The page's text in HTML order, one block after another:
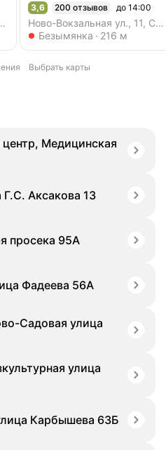
33А, Самара
Рейтинг 3,6 из 5
3,6 200 отзывов до 14:00
Ново-Вокзальная ул., 11, Самара
Метро Безымянка
Безымянка 216 м
Выбрать карты
Медицинская
Аксакова 13
просека 95А
Фадеева 56А
Садовая улица
улица
Карбышева 63Б